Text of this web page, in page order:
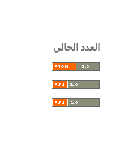
العدد الحالي